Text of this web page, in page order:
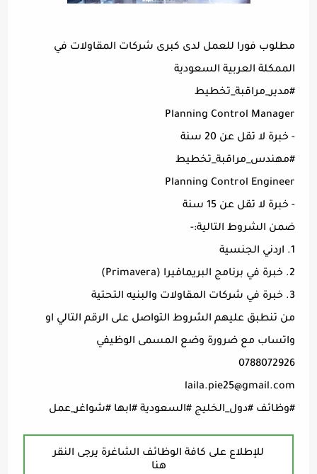
مطلوب فورا للعمل لدى كبرى شركات المقاولات في
الممكلة العربية السعودية
#مدير_مراقبة_تخطيط
Planning Control Manager
- خبرة لا تقل عن 20 سنة
#مهندس_مراقبة_تخطيط
Planning Control Engineer
- خبرة لا تقل عن 15 سنة
ضمن الشروط التالية:-
1. اردني الجنسية
2. خبرة في برنامج البريمافيرا (Primavera)
3. خبرة في شركات المقاولات والبنيه التحتية
من تنطبق عليهم الشروط التواصل على الرقم التالي او
واتساب مع ضرورة وضع المسمى الوظيفي
0788072926
laila.pie25@gmail.com
#وظائف #دول_الخليج #السعودية #ابها #شواغر_عمل
للإطلاع على كافة الوظائف الشاغرة يرجى النقر
هنا